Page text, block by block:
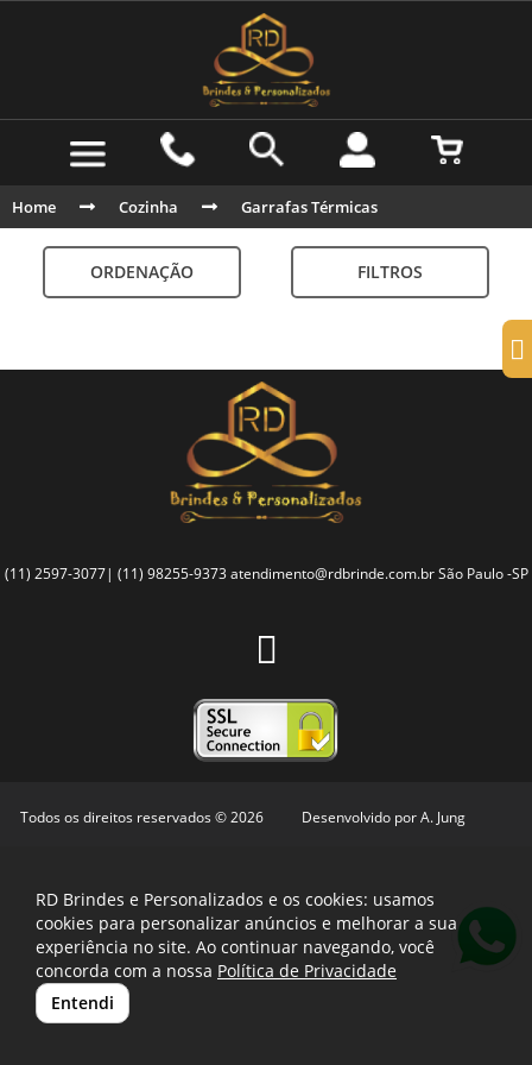
Home Cozinha Garrafas Térmicas
ORDENAÇÃO FILTROS
(11) 2597-3077| (11) 98255-9373 atendimento@rdbrinde.com.br São Paulo -SP
Todos os direitos reservados © 2026 Desenvolvido porA. Jung
RD Brindes e Personalizados e os cookies: usamos
cookies para personalizar anúncios e melhorar a sua
experiência no site. Ao continuar navegando, você
concorda com a nossa Política de Privacidade
Entendi